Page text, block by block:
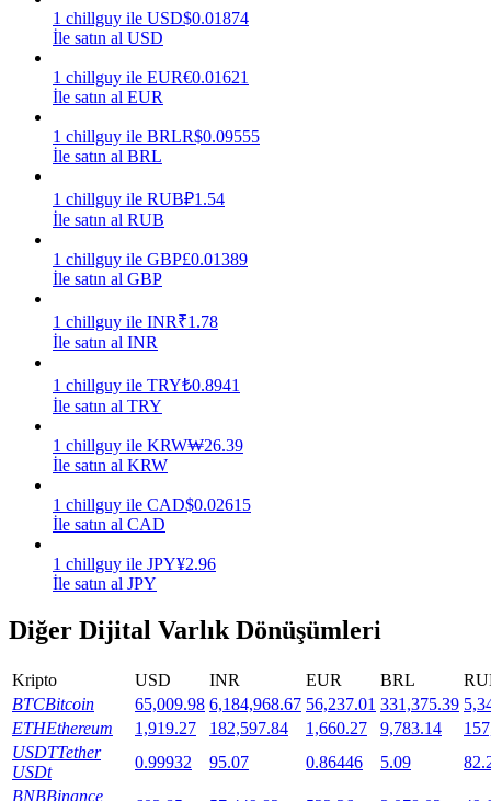
Power Piggy
Günlük rekabetçi ödüller kazanın
Staking
Yüksek getiri ve anında erişim
Popüler token'lar kazanmak için esnek staking
1 chillguy ile USD$0.01874
İle satın al USD
1 chillguy ile EUR€0.01621
İle satın al EUR
1 chillguy ile BRLR$0.09555
İle satın al BRL
1 chillguy ile RUB₽1.54
İle satın al RUB
1 chillguy ile GBP£0.01389
İle satın al GBP
1 chillguy ile INR₹1.78
İle satın al INR
1 chillguy ile TRY₺0.8941
İle satın al TRY
1 chillguy ile KRW₩26.39
İle satın al KRW
1 chillguy ile CAD$0.02615
İle satın al CAD
1 chillguy ile JPY¥2.96
İle satın al JPY
Diğer Dijital Varlık Dönüşümleri
Kripto USD INR EUR BRL
BTCBitcoin 65,009.98 6,184,968.67 56,237.01 331,375.39
ETHEthereum 1,919.27 182,597.84 1,660.27 9,783.14
USDTTether
USDt
0.99932 95.07 0.86446 5.09
BNBBinance